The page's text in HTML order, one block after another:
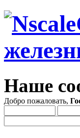
Наше
Добро пожаловать,